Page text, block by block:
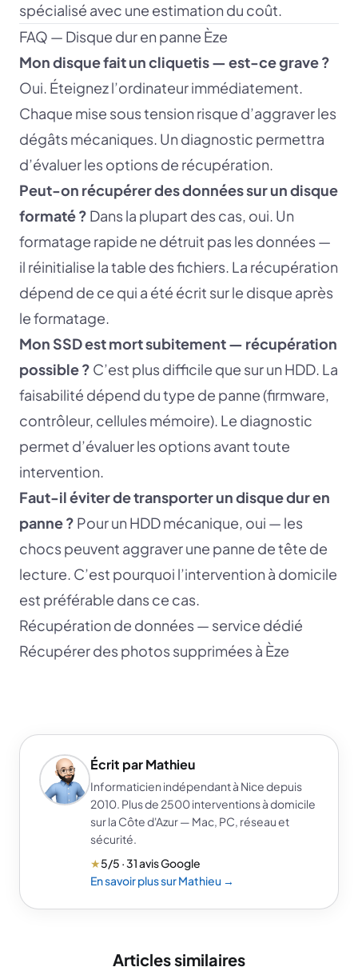
spécialisé avec une estimation du coût.
FAQ — Disque dur en panne Èze
Mon disque fait un cliquetis — est-ce grave ?
Oui. Éteignez l’ordinateur immédiatement.
Chaque mise sous tension risque d’aggraver les
dégâts mécaniques. Un diagnostic permettra
d’évaluer les options de récupération.
Peut-on récupérer des données sur un disque
formaté ? Dans la plupart des cas, oui. Un
formatage rapide ne détruit pas les données —
il réinitialise la table des fichiers. La récupération
dépend de ce qui a été écrit sur le disque après
le formatage.
Mon SSD est mort subitement — récupération
possible ? C’est plus difficile que sur un HDD. La
faisabilité dépend du type de panne (firmware,
contrôleur, cellules mémoire). Le diagnostic
permet d’évaluer les options avant toute
intervention.
Faut-il éviter de transporter un disque dur en
panne ? Pour un HDD mécanique, oui — les
chocs peuvent aggraver une panne de tête de
lecture. C’est pourquoi l’intervention à domicile
est préférable dans ce cas.
Récupération de données — service dédié
Récupérer des photos supprimées à Èze
Écrit par Mathieu
Informaticien indépendant à Nice depuis
2010. Plus de 2500 interventions à domicile
sur la Côte d'Azur — Mac, PC, réseau et
sécurité.
★5/5 · 31 avis Google
En savoir plus sur Mathieu →
Articles similaires